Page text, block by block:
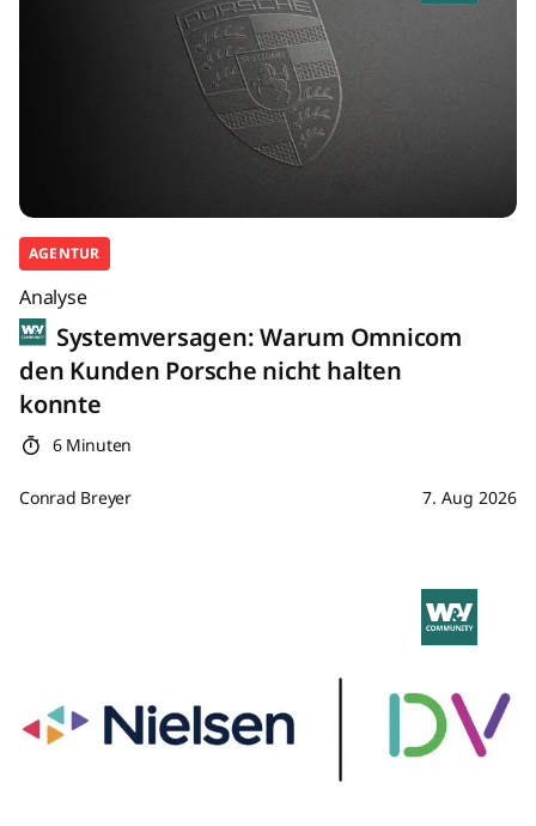
AGENTUR
Analyse
Systemversagen: Warum Omnicom
den Kunden Porsche nicht halten
konnte
6 Minuten
Conrad Breyer 7. Aug 2026